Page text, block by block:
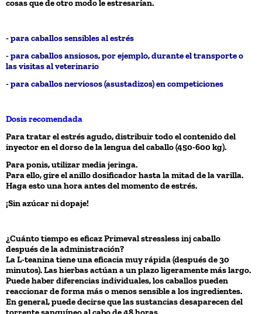
cosas que de otro modo le estresarían.
- para caballos sensibles al estrés
- para caballos ansiosos, por ejemplo, durante el transporte o
las visitas al veterinario
- para caballos nerviosos (asustadizos) en competiciones
Dosis recomendada
Para tratar el estrés agudo, distribuir todo el contenido del
inyector en el dorso de la lengua del caballo (450-600 kg).
Para ponis, utilizar media jeringa.
Para ello, gire el anillo dosificador hasta la mitad de la varilla.
Haga esto una hora antes del momento de estrés.
¡Sin azúcar ni dopaje!
¿Cuánto tiempo es eficaz Primeval stressless inj caballo
después de la administración?
La L-teanina tiene una eficacia muy rápida (después de 30
minutos). Las hierbas actúan a un plazo ligeramente más largo.
Puede haber diferencias individuales, los caballos pueden
reaccionar de forma más o menos sensible a los ingredientes.
En general, puede decirse que las sustancias desaparecen del